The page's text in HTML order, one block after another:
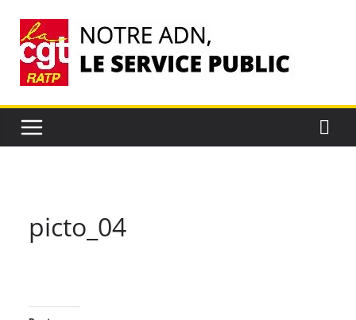
contenu
picto_04